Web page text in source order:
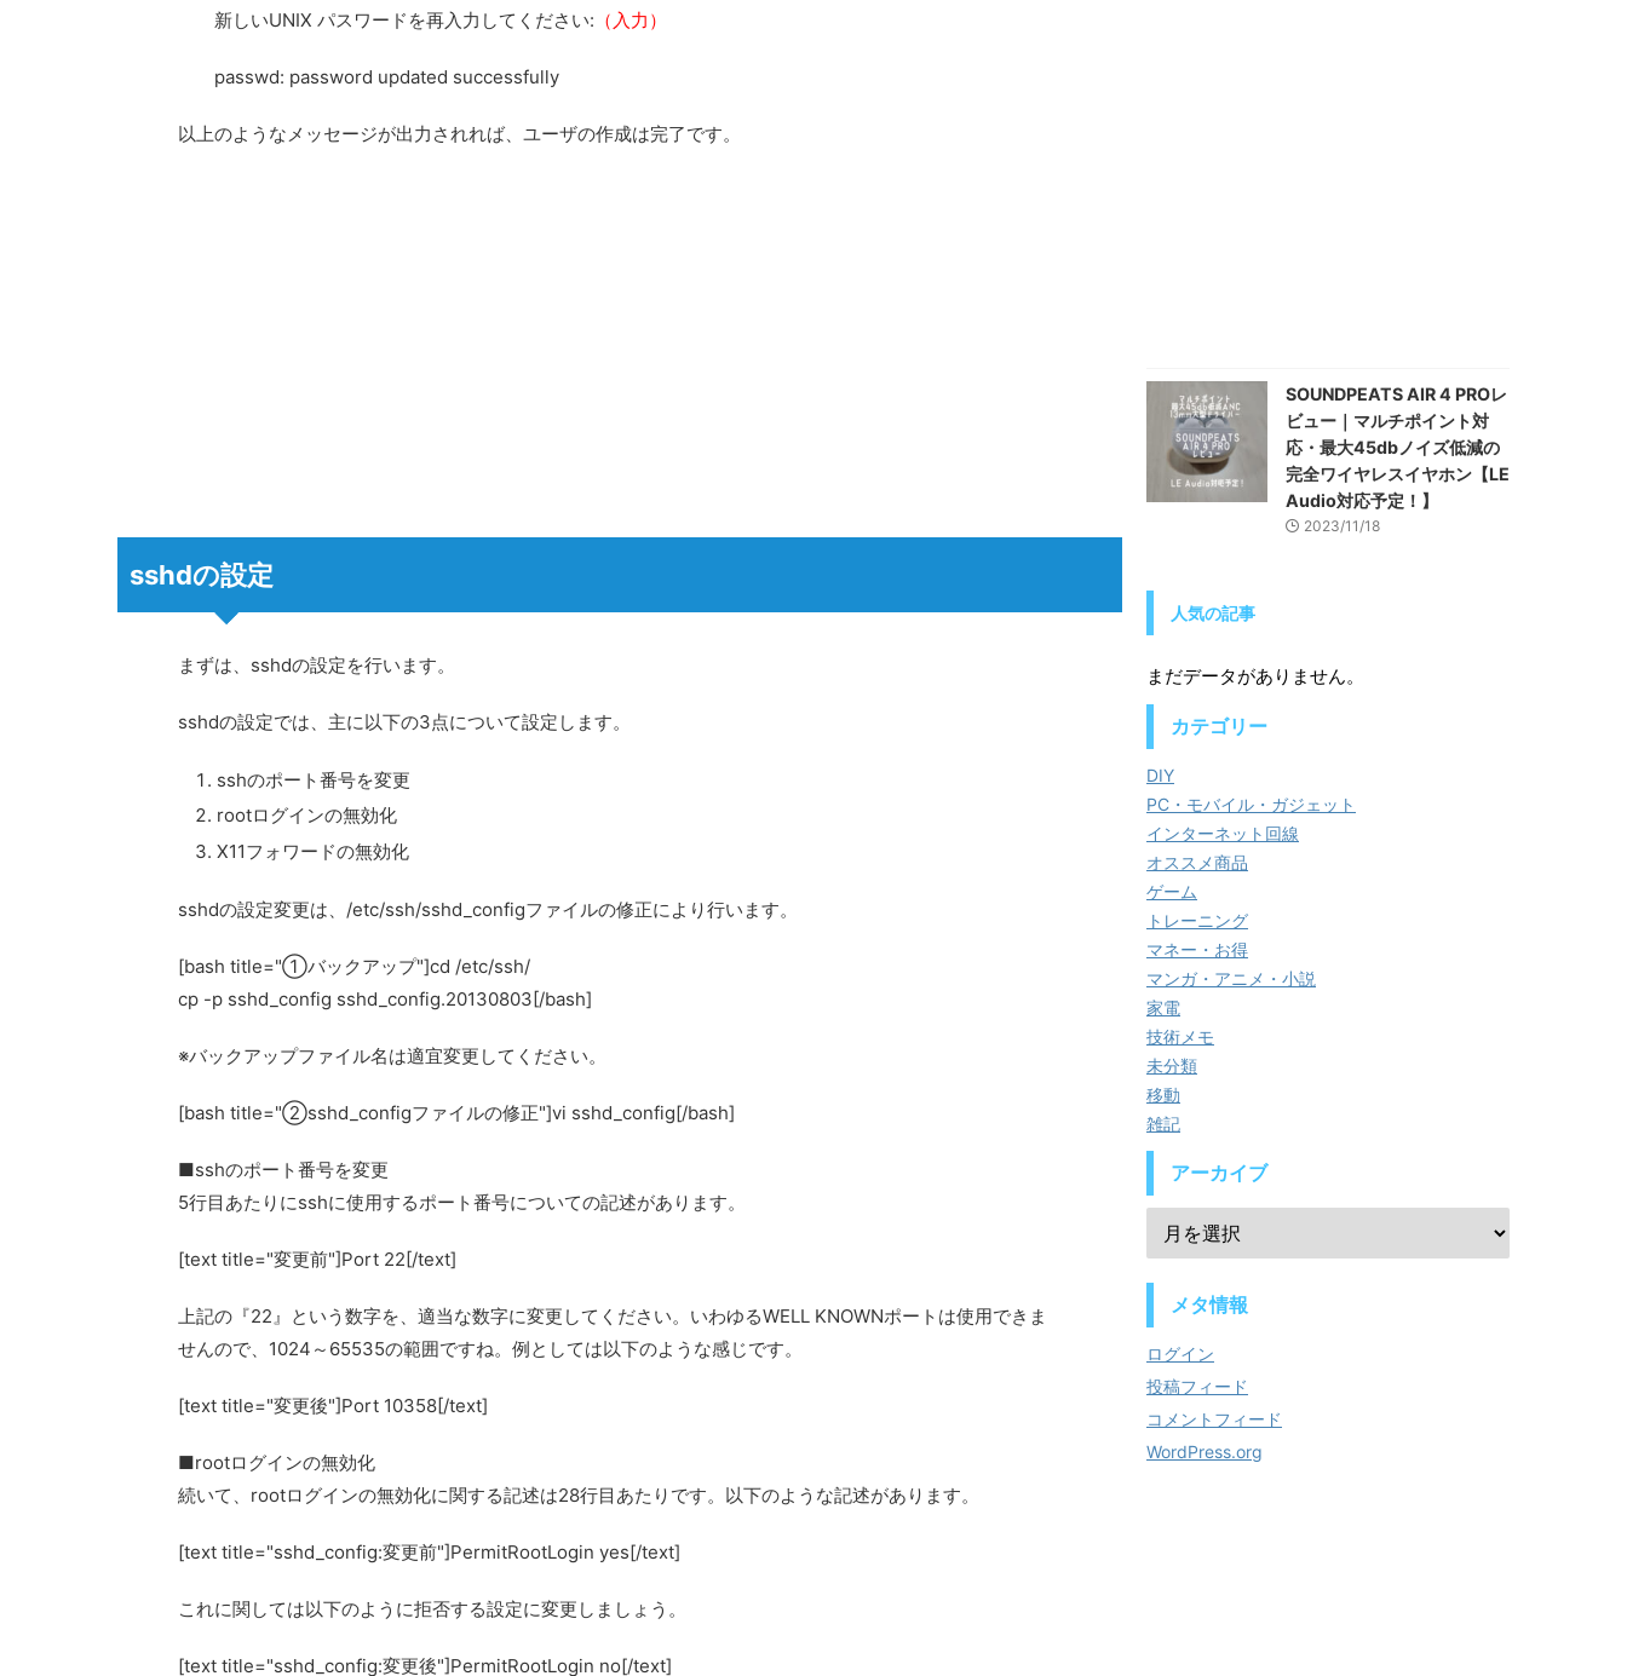
新しいUNIX パスワードを再入力してください: （入力）
passwd: password updated successfully
以上のようなメッセージが出力されれば、ユーザの作成は完了です。
sshdの設定
まずは、sshdの設定を行います。
sshdの設定では、主に以下の3点について設定します。
sshのポート番号を変更
rootログインの無効化
X11フォワードの無効化
sshdの設定変更は、/etc/ssh/sshd_configファイルの修正により行います。
[bash title="①バックアップ"]cd /etc/ssh/
cp -p sshd_config sshd_config.20130803[/bash]
※バックアップファイル名は適宜変更してください。
[bash title="②sshd_configファイルの修正"]vi sshd_config[/bash]
■sshのポート番号を変更
5行目あたりにsshに使用するポート番号についての記述があります。
[text title="変更前"]Port 22[/text]
上記の『22』という数字を、適当な数字に変更してください。いわゆるWELL KNOWNポートは使用できま
せんので、1024～65535の範囲ですね。例としては以下のような感じです。
[text title="変更後"]Port 10358[/text]
■rootログインの無効化
続いて、rootログインの無効化に関する記述は28行目あたりです。以下のような記述があります。
[text title="sshd_config:変更前"]PermitRootLogin yes[/text]
これに関しては以下のように拒否する設定に変更しましょう。
[text title="sshd_config:変更後"]PermitRootLogin no[/text]
SOUNDPEATS AIR 4 PROレ
ビュー｜マルチポイント対
応・最大45dbノイズ低減の
完全ワイヤレスイヤホン【LE
Audio対応予定！】
2023/11/18
人気の記事
まだデータがありません。
カテゴリー
DIY
PC・モバイル・ガジェット
インターネット回線
オススメ商品
ゲーム
トレーニング
マネー・お得
マンガ・アニメ・小説
家電
技術メモ
未分類
移動
雑記
アーカイブ
メタ情報
ログイン
投稿フィード
コメントフィード
WordPress.org